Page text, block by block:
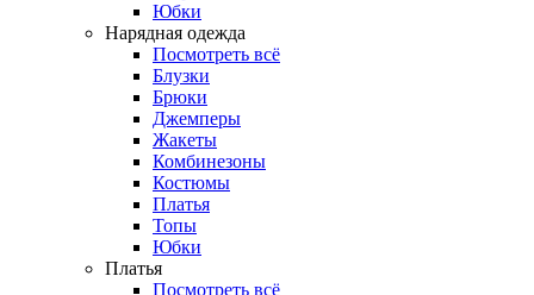
Юбки
Нарядная одежда
Посмотреть всё
Блузки
Брюки
Джемперы
Жакеты
Комбинезоны
Костюмы
Платья
Топы
Юбки
Платья
Посмотреть всё